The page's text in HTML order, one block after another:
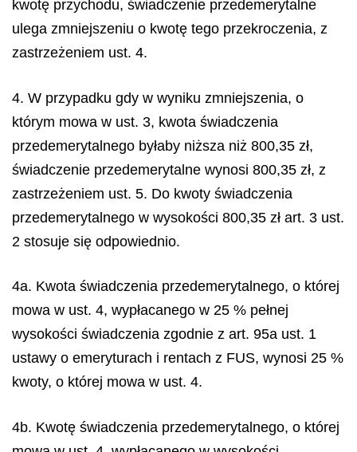
kwotę przychodu, świadczenie przedemerytalne
ulega zmniejszeniu o kwotę tego przekroczenia, z
zastrzeżeniem ust. 4.
4. W przypadku gdy w wyniku zmniejszenia, o
którym mowa w ust. 3, kwota świadczenia
przedemerytalnego byłaby niższa niż 800,35 zł,
świadczenie przedemerytalne wynosi 800,35 zł, z
zastrzeżeniem ust. 5. Do kwoty świadczenia
przedemerytalnego w wysokości 800,35 zł art. 3 ust.
2 stosuje się odpowiednio.
4a. Kwota świadczenia przedemerytalnego, o której
mowa w ust. 4, wypłacanego w 25 % pełnej
wysokości świadczenia zgodnie z art. 95a ust. 1
ustawy o emeryturach i rentach z FUS, wynosi 25 %
kwoty, o której mowa w ust. 4.
4b. Kwotę świadczenia przedemerytalnego, o której